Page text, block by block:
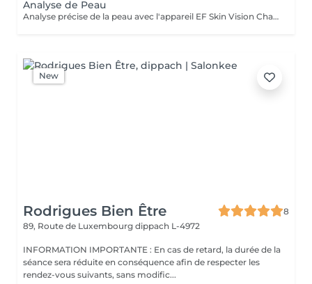
Analyse de Peau
Analyse précise de la peau avec l'appareil EF Skin Vision Chaque peau étant unique, nous analysons ensemble les besoins actuels de votre peau. L'appareil diagnostic effectue une analyse complète. Il détermine l'identité de votre peau en quelques minutes, en se basant sur 9 paramètres spécifiques: hydratation, excès de sébum, élasticité, desquamation, pores, taches pigmentaires, rides pattes d'oie, rides du front, couperose.
New
Rodrigues Bien Être
8
89, Route de Luxembourg dippach L-4972
INFORMATION IMPORTANTE : En cas de retard, la durée de la
séance sera réduite en conséquence afin de respecter les
rendez-vous suivants, sans modific...